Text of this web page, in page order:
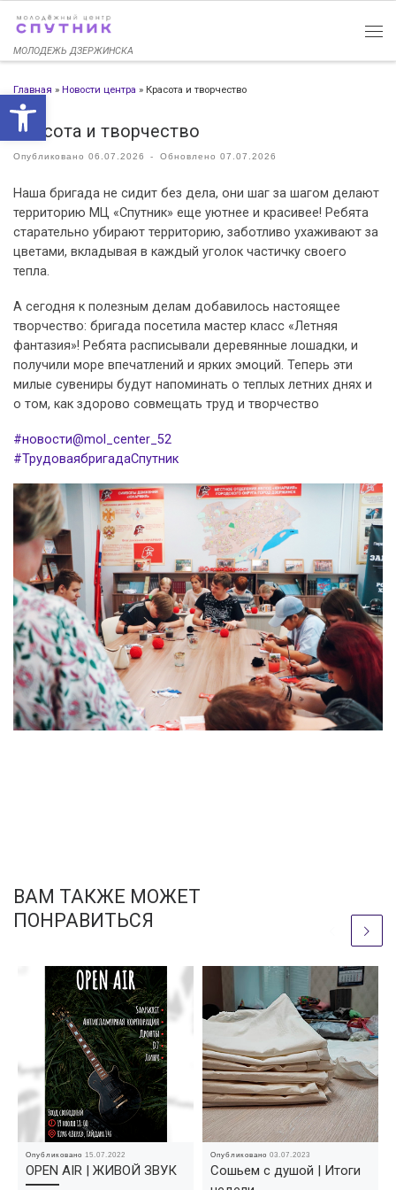
Открыть панель
Перейти к содержимому
МОЛОДЕЖЬ ДЗЕРЖИНСКА
Главная » Новости центра » Красота и творчество
Красота и творчество
Опубликовано 06.07.2026 - Обновлено 07.07.2026
Наша бригада не сидит без дела, они шаг за шагом делают
территорию МЦ «Спутник» еще уютнее и красивее! Ребята
старательно убирают территорию, заботливо ухаживают за
цветами, вкладывая в каждый уголок частичку своего
тепла.
А сегодня к полезным делам добавилось настоящее
творчество: бригада посетила мастер класс «Летняя
фантазия»! Ребята расписывали деревянные лошадки, и
получили море впечатлений и ярких эмоций. Теперь эти
милые сувениры будут напоминать о теплых летних днях и
о том, как здорово совмещать труд и творчество
#новости@mol_center_52
#ТрудоваябригадаСпутник
ВАМ ТАКЖЕ МОЖЕТ
ПОНРАВИТЬСЯ
Опубликовано15.07.2022
OPEN AIR | ЖИВОЙ ЗВУК
Опубликовано03.07.2023
Сошьем с душой | Итоги